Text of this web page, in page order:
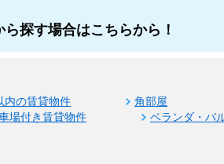
探す場合はこちらから！
内の賃貸物件
角部屋
場付き賃貸物件
ベランダ・バ